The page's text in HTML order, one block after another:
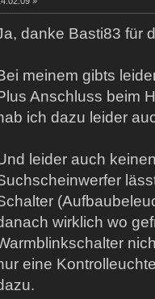
danke Basti83 für
meinem gibts
Anschluss beim
ich dazu leider
leider auch
wirklich wo
eine